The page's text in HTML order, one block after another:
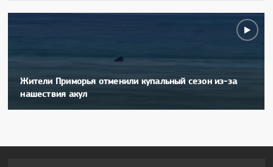
Жители Приморья отменили купальный сезон из-за
нашествия акул